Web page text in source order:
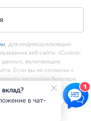
, для индивидуализации
веб-сайта. «Cookie»
данных, включающие
Если вы не согласны с
настройки браузера.
При использовании
Содержание сайта не
информационно-
вклад?
в чат-